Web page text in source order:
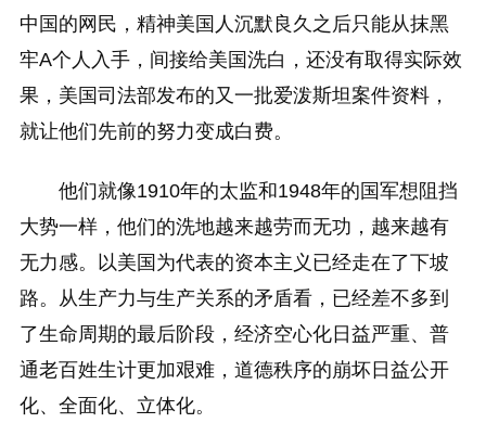
中国的网民，精神美国人沉默良久之后只能从抹黑
牢A个人入手，间接给美国洗白，还没有取得实际效
果，美国司法部发布的又一批爱泼斯坦案件资料，
就让他们先前的努力变成白费。
他们就像1910年的太监和1948年的国军想阻挡
大势一样，他们的洗地越来越劳而无功，越来越有
无力感。以美国为代表的资本主义已经走在了下坡
路。从生产力与生产关系的矛盾看，已经差不多到
了生命周期的最后阶段，经济空心化日益严重、普
通老百姓生计更加艰难，道德秩序的崩坏日益公开
化、全面化、立体化。